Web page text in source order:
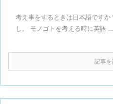
考え事をするときは日本語です
し。 モノゴトを考える時に英語 ...
記事を